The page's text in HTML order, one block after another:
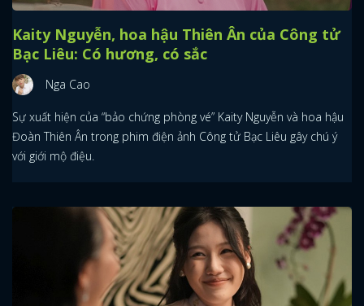
Kaity Nguyễn, hoa hậu Thiên Ân của Công tử
Bạc Liêu: Có hương, có sắc
Nga Cao
Sự xuất hiện của “bảo chứng phòng vé” Kaity Nguyễn và hoa hậu
Đoàn Thiên Ân trong phim điện ảnh Công tử Bạc Liêu gây chú ý
với giới mộ điệu.